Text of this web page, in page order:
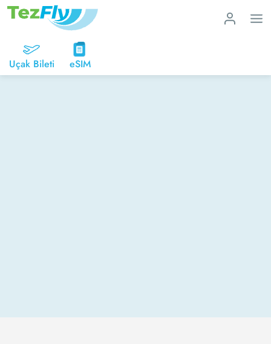
Uçak Bileti eSIM